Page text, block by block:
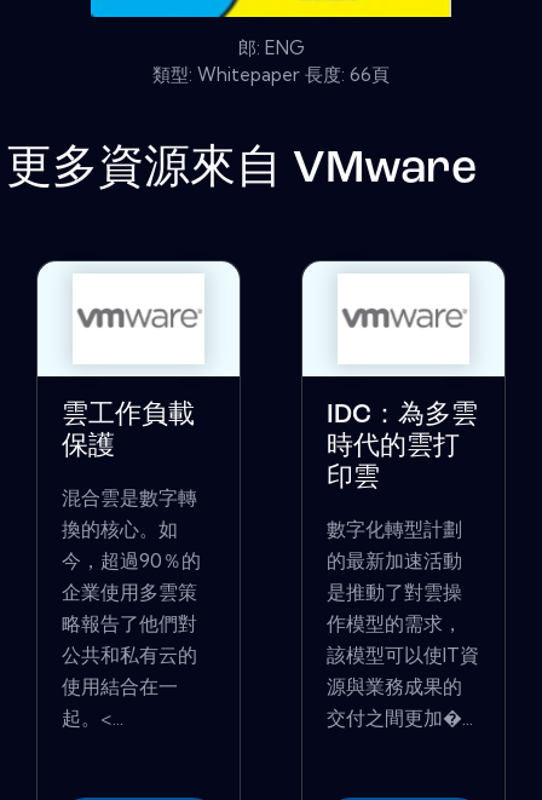
郎: ENG
類型: Whitepaper 長度: 66頁
更多資源來自 VMware
雲工作負載
保護
混合雲是數字轉
換的核心。如
今，超過90％的
企業使用多雲策
略報告了他們對
公共和私有云的
使用結合在一
起。<...
IDC：為多雲
時代的雲打
印雲
數字化轉型計劃
的最新加速活動
是推動了對雲操
作模型的需求，
該模型可以使IT資
源與業務成果的
交付之間更加�...